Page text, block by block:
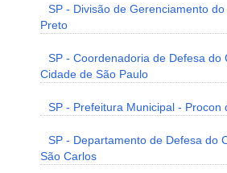
SP - Divisão de Gerenciamento
Preto
SP - Coordenadoria de Defesa do
Cidade de São Paulo
SP - Prefeitura Municipal - Procon
SP - Departamento de Defesa do
São Carlos